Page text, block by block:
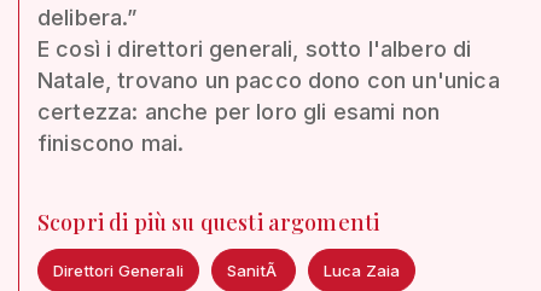
delibera.”
E così i direttori generali, sotto l'albero di
Natale, trovano un pacco dono con un'unica
certezza: anche per loro gli esami non
finiscono mai.
Scopri di più su questi argomenti
Direttori Generali SanitÃ Luca Zaia